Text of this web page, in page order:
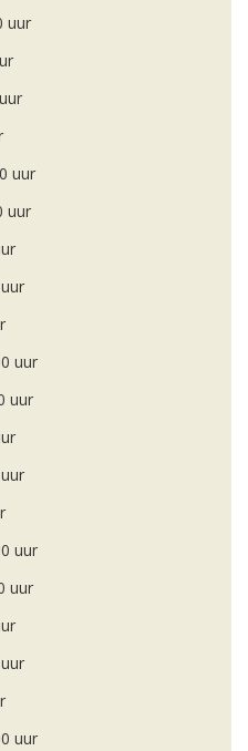
uur
uur
uur
uur
uur
uur
uur
uur